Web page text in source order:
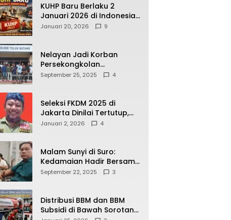
KUHP Baru Berlaku 2
Januari 2026 di Indonesia,
Apa Dampaknya bagi
Dipahami Publik
Januari 20, 2026 9
Nelayan Jadi Korban
Persekongkolan
Penyelewengan BBM
September 25, 2025 4
Seleksi FKDM 2025 di
Jakarta Dinilai Tertutup,
Transparansi
Januari 2, 2026 4
Malam Sunyi di Suro:
Kedamaian Hadir Bersama
Secangkir Kopi Hangat
September 22, 2025 3
Distribusi BBM dan BBM
Subsidi di Bawah Sorotan